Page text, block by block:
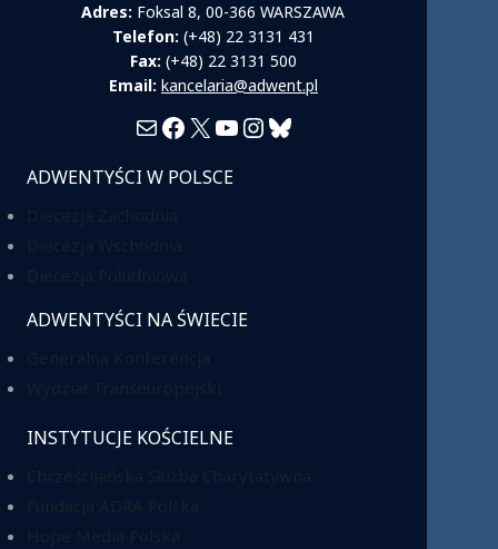
Adres: Foksal 8, 00-366 WARSZAWA
Telefon: (+48) 22 3131 431
Fax: (+48) 22 3131 500
Email: kancelaria@adwent.pl
MailFacebook
X YouTube
Instagram
Bluesky
ADWENTYŚCI W POLSCE
ADWENTYŚCI NA ŚWIECIE
INSTYTUCJE KOŚCIELNE